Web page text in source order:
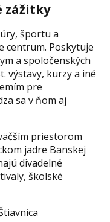
zážitky
športu a
centrum. Poskytuje
a spoločenských
výstavy, kurzy a iné
pre
sa v ňom aj
priestorom
jadre Banskej
divadelné
školské